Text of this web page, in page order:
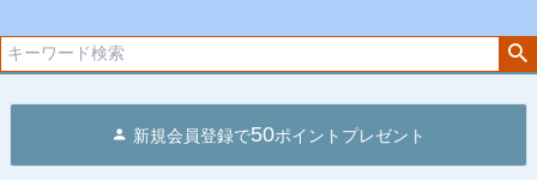
新規会員登録で50ポイントプレゼント